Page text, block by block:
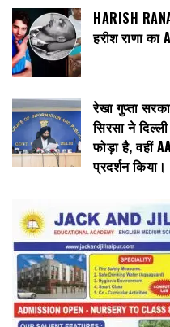
HARISH
हरीश राणा का
रेखा गुप्ता
सिरसा ने
फोड़ा है, वहीं
प्रदर्शन किया।